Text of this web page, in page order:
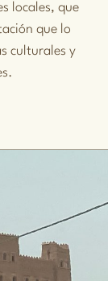
locales, que
que lo
culturales y